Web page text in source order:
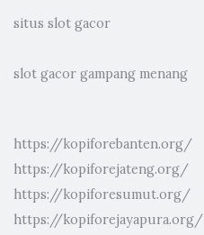
situs slot gacor
slot gacor gampang menang
https://kopiforebanten.org/
https://kopiforejateng.org/
https://kopiforesumut.org/
https://kopiforejayapura.org/